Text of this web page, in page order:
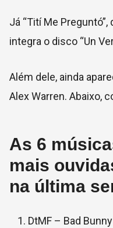
Já “Tití Me
integra o disco “Un
Além dele, ainda
Alex Warren. Abaixo,
As 6
mais
na última
DtMF – Bad Bunny